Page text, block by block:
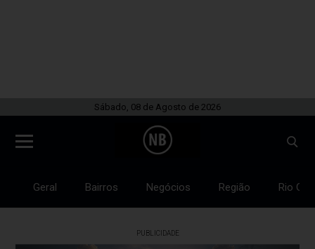
Sábado, 08 de Agosto de 2026
Geral Bairros Negócios Região Rio
PUBLICIDADE